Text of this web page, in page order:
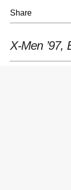
Share
X-Men ’97,